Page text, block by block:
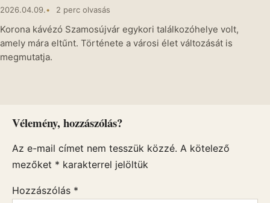
2026.04.09. 2 perc olvasás
Korona kávézó Szamosújvár egykori találkozóhelye volt,
amely mára eltűnt. Története a városi élet változását is
megmutatja.
Vélemény, hozzászólás?
Az e-mail címet nem tesszük közzé. A kötelező
mezőket * karakterrel jelöltük
Hozzászólás *